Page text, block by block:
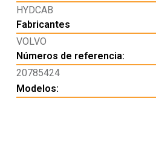
HYDCAB
Fabricantes
VOLVO
Números de referencia:
20785424
Modelos: